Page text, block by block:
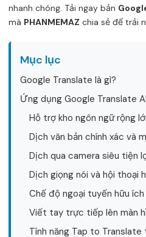
nhanh chóng. Tải ngay bản
mà PHANMEMAZ chia sẻ để trải
Mục lục
Google Translate là gì?
Ứng dụng Google Translate
Hỗ trợ kho ngôn ngữ rộng
Dịch văn bản chính xác và
Dịch qua camera siêu tiện
Dịch giọng nói và hội thoại
Chế độ ngoại tuyến hữu ích
Viết tay trực tiếp lên màn
Tính năng Tap to Translate